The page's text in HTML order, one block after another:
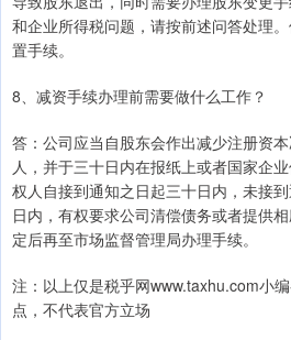
和企业所得税问题，请按前述问答处理
置手续。
8、减资手续办理前需要做什么工作？
答：公司应当自股东会作出减少注册资
人，并于三十日内在报纸上或者国家企
权人自接到通知之日起三十日内，未接
日内，有权要求公司清偿债务或者提供
定后再至市场监督管理局办理手续。
注：以上仅是税乎网www.taxhu.com小
点，不代表官方立场